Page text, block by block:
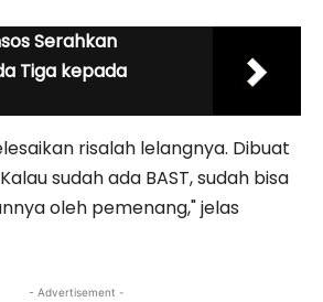
Serahkan
Tiga kepada
risalah lelangnya. Dibuat
sudah ada BAST, sudah bisa
oleh pemenang," jelas
- Advertisement -